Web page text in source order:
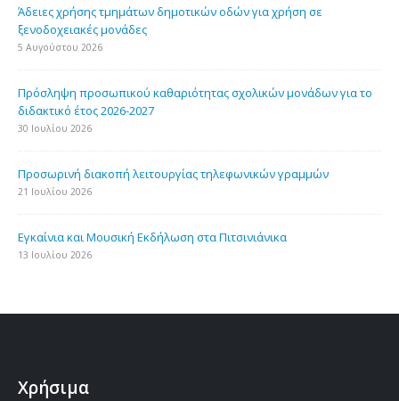
Άδειες χρήσης τμημάτων δημοτικών οδών για χρήση σε
ξενοδοχειακές μονάδες
5 Αυγούστου 2026
Πρόσληψη προσωπικού καθαριότητας σχολικών μονάδων για το
διδακτικό έτος 2026-2027
30 Ιουλίου 2026
Προσωρινή διακοπή λειτουργίας τηλεφωνικών γραμμών
21 Ιουλίου 2026
Εγκαίνια και Μουσική Εκδήλωση στα Πιτσινιάνικα
13 Ιουλίου 2026
Χρήσιμα